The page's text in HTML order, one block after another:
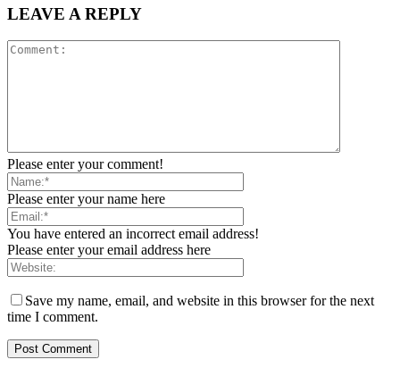
LEAVE A REPLY
Please enter your comment!
Please enter your name here
You have entered an incorrect email address!
Please enter your email address here
Save my name, email, and website in this browser for the next
time I comment.